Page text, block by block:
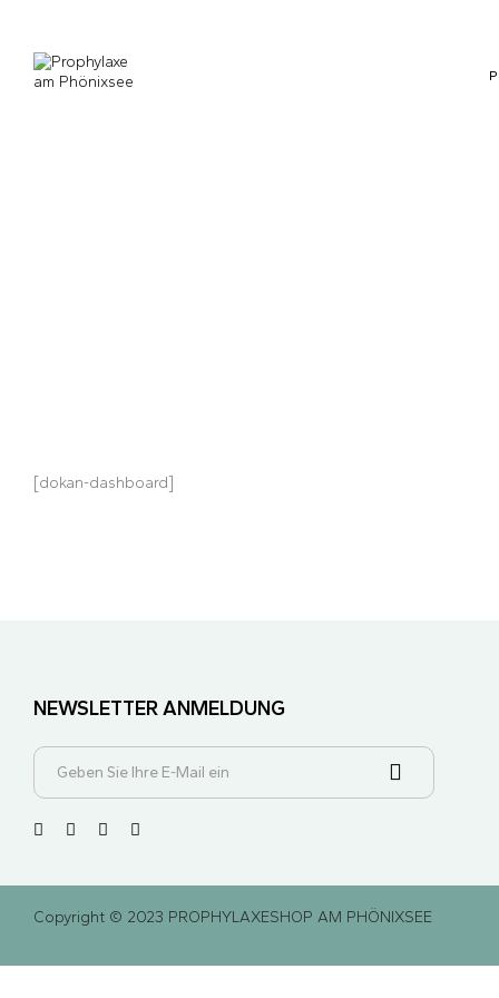
[dokan-dashboard]
NEWSLETTER ANMELDUNG
Copyright © 2023 PROPHYLAXESHOP AM PHÖNIXSEE